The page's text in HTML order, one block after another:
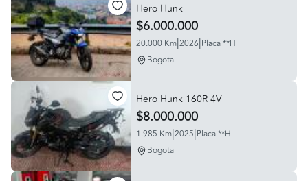
Hero Hunk
$6.000.000
20.000 Km|2026|Placa **H
Bogota
Hero Hunk 160R 4V
$8.000.000
1.985 Km|2025|Placa **H
Bogota